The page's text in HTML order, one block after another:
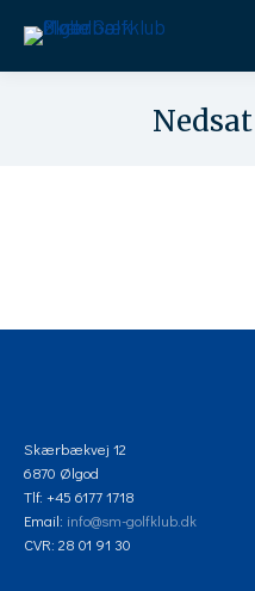
Skærbækvej 12
6870 Ølgod
Tlf: +45 6177 1718
Email: info@sm-golfklub.dk
CVR: 28 01 91 30